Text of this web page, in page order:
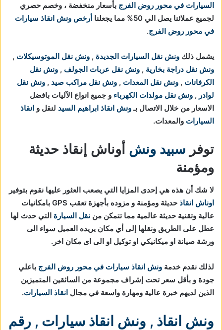
السيارات في محور روض الفرج بأسعار منخفضة ، وخصم حصري
لجميع عملائنا يصل الي 50% مما يجعلنا
أرخص ونش انقاذ سيارات
في محور روض الفرج.
يشمل ذلك ونش نقل السيارات الجديدة , ونش نقل الموتوسيكلات ,
ونش نقل دراجة بخارية , ونش نقل عربات الجولف , ونش نقل
الكرفانات , ونش نقل المعدات , ونش نقل مراكب صيد , ونش نقل
لوادر , ونش نقل مولدات الكهرباء و جميع انواع الآليات بافضل
الاسعار من خلال الاتصال بـونش انقاذ ابراهيم السيد لنقل و انقاذ
السيارات والمعدات.
توفر سبيد ونش أوناش إنقاذ حديثة
ومؤمنة
لا شك أن هذه هي إحدى المزايا التي يصعب العثور عليها نقوم بتوفير
اوناش انقاذ
حديثة ومؤمنة و مزوده بأجهزة تعقب GPS بامكانيات
عالية وتقنية حديثة عالمية مما تتمكن من نقل السيارة التي حدث لها
عطل على الطريق ونقلها إلى أي مكان يريده العميل سواء الى
ورشة صيانة او ميكانيكي او توكيل او الى اى مكان اخر.
لذلك نقدم خدمة ونش انقاذ سيارات في محور روض الفرج باعلي
جودة و بأقل سعر تحت إشراف مجموعة من السائقين المتميزين
الذين لديهم خبرة عالية ومهارة واسعة في مجال انقاذ السيارات.
ونش انقاذ , ونش انقاذ سيارات , رقم